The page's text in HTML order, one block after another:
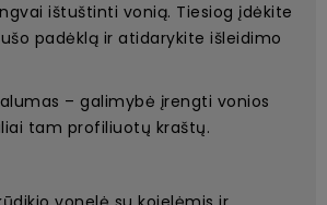
ištuštinti vonią. Tiesiog įdėkite
padėklą ir atidarykite išleidimo
– galimybė įrengti vonios
tam profiliuotų kraštų.